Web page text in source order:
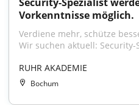
Vorkenntnisse möglich.
Verdiene mehr, schütze
Wir suchen aktuell: Security-
RUHR AKADEMIE
Bochum